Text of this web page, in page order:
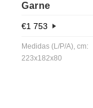
Garne
€1 753
Medidas (L/P/A), cm:
223x182x80